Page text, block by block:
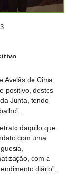
Avelãs de Cima,
positivo, destes
Junta, tendo
daquilo que
com uma
com a
diário”,